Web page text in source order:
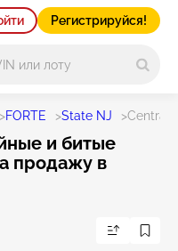
Регистрируйся!
>FORTE >State NJ >Central
и битые
продажу в